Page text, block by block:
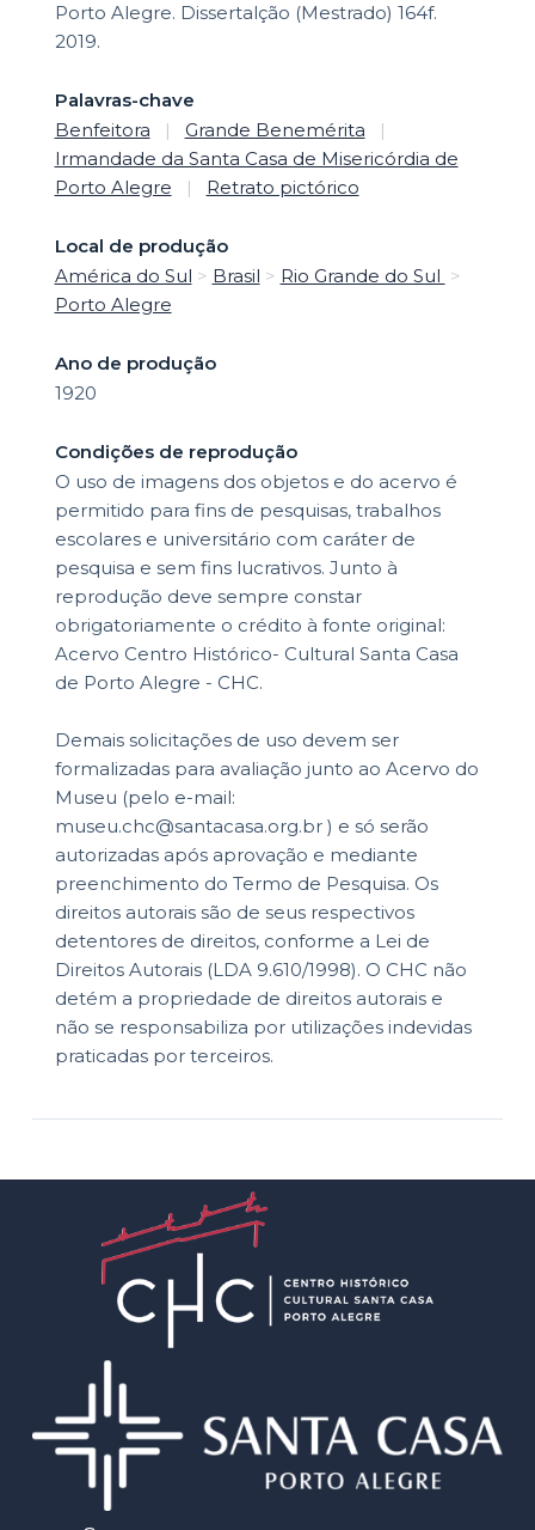
Porto Alegre. Dissertalção (Mestrado) 164f.
2019.
Palavras-chave
Benfeitora
| Grande Benemérita
|
Irmandade da Santa Casa de Misericórdia de
Porto Alegre
| Retrato pictórico
Local de produção
América do Sul > Brasil > Rio Grande do Sul >
Porto Alegre
Ano de produção
1920
Condições de reprodução
O uso de imagens dos objetos e do acervo é
permitido para fins de pesquisas, trabalhos
escolares e universitário com caráter de
pesquisa e sem fins lucrativos. Junto à
reprodução deve sempre constar
obrigatoriamente o crédito à fonte original:
Acervo Centro Histórico- Cultural Santa Casa
de Porto Alegre - CHC.
Demais solicitações de uso devem ser
formalizadas para avaliação junto ao Acervo do
Museu (pelo e-mail:
museu.chc@santacasa.org.br ) e só serão
autorizadas após aprovação e mediante
preenchimento do Termo de Pesquisa. Os
direitos autorais são de seus respectivos
detentores de direitos, conforme a Lei de
Direitos Autorais (LDA 9.610/1998). O CHC não
detém a propriedade de direitos autorais e
não se responsabiliza por utilizações indevidas
praticadas por terceiros.